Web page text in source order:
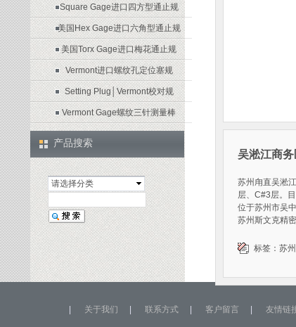
产品搜索
请选择分类
吴淞江商务
苏州甪直吴淞
层、C#3层。
位于苏州市吴
苏州斯文克精
标签： 苏
Square Gage进口四方型通止规
美国Hex Gage进口六角型通止规
美国Torx Gage进口梅花通止规
Vermont进口螺纹孔定位塞规
Setting Plug│Vermont校对规
Vermont Gage螺纹三针测量棒
关于我们 联系方式 客户留言 友情链